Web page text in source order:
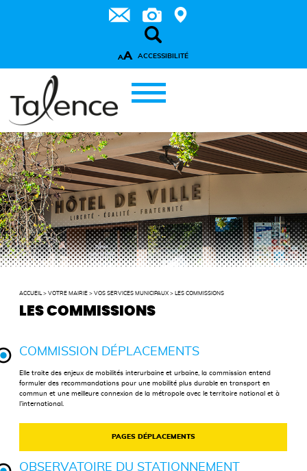
AA ACCESSIBILITÉ
ACCUEIL >VOTRE MAIRIE >VOS SERVICES MUNICIPAUX > LES COMMISSIONS
LES COMMISSIONS
COMMISSION DÉPLACEMENTS
Elle traite des enjeux de mobilités interurbaine et urbaine, la commission entend
formuler des recommandations pour une mobilité plus durable en transport en
commun et une meilleure connexion de la métropole avec le territoire national et à
l’international.
PAGES DÉPLACEMENTS
OBSERVATOIRE DU STATIONNEMENT